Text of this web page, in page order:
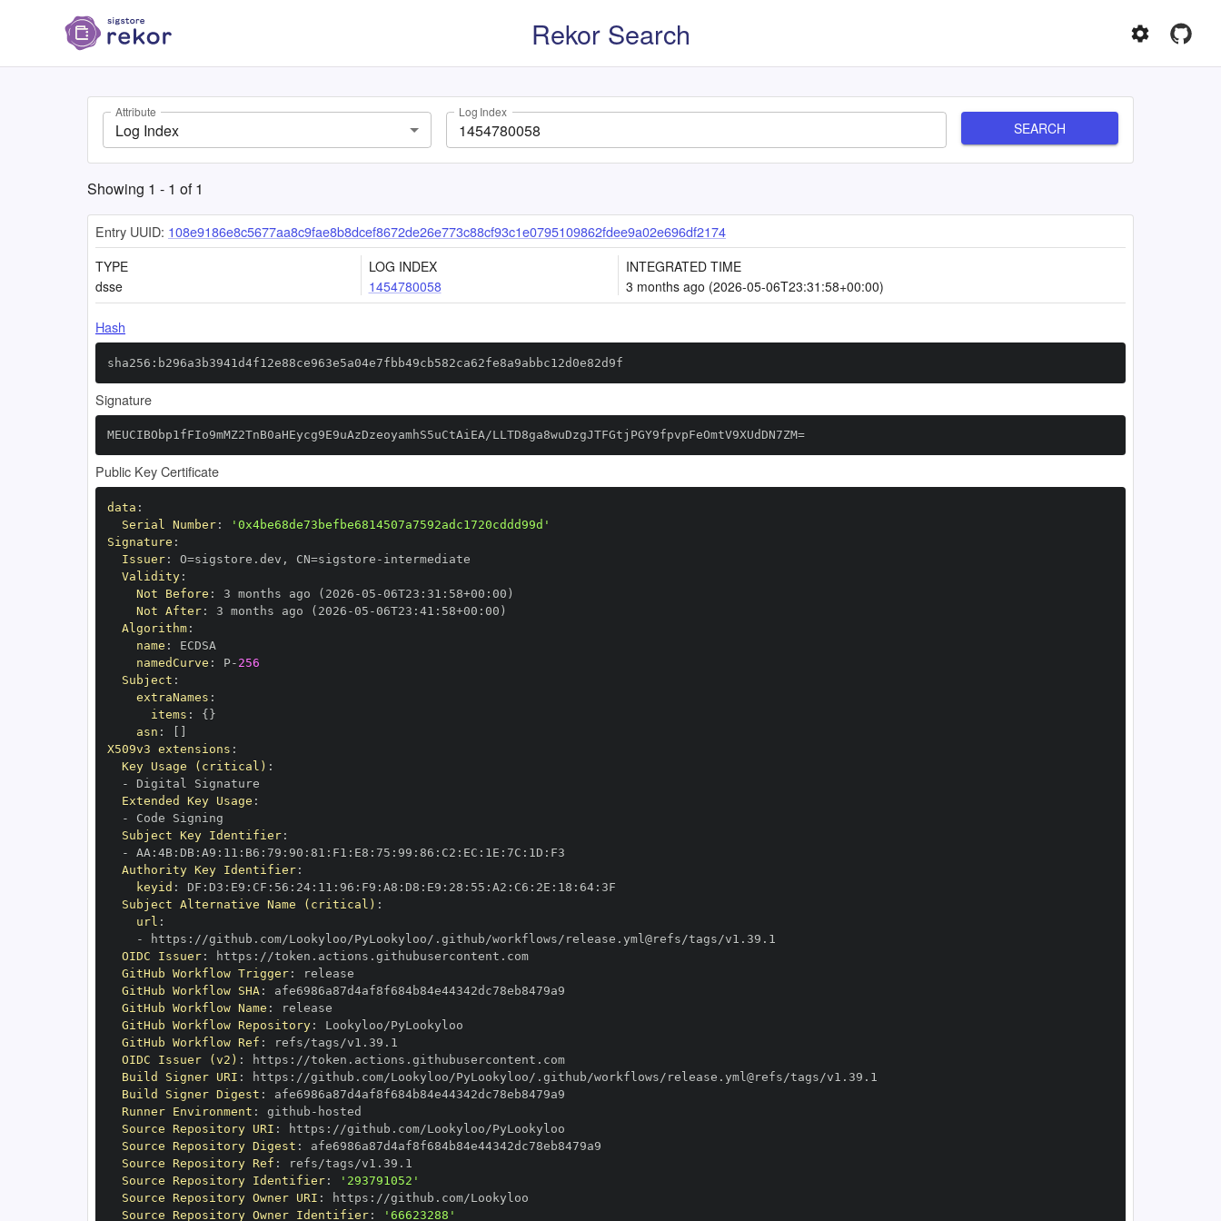
Rekor Search
Attribute
Log Index
Log Index
SEARCH
Showing 1 - 1 of1
Entry UUID: 108e9186e8c5677aa8c9fae8b8dcef8672de26e773c88cf93c1e0795109862fdee9a02e696df2174
TYPE
dsse
LOG INDEX
1454780058
INTEGRATED TIME
3 months ago (2026-05-06T23:31:58+00:00)
Hash
sha256:b296a3b3941d4f12e88ce963e5a04e7fbb49cb582ca62fe8a9abbc12d0e82d9f
Signature
MEUCIBObp1fFIo9mMZ2TnB0aHEycg9E9uAzDzeoyamhS5uCtAiEA/LLTD8ga8wuDzgJTFGtjPGY9fpvpFeOmtV9XUdDN7ZM=
Public Key Certificate
data :
Serial Number:
'0x4be68de73befbe6814507a7592adc1720cddd99d'
Signature :
Issuer: O=sigstore.dev , CN=sigstore -
Validity:
Not Before : 3 months ago (2026 -05 -06T23 : 31 : 58+00 :
Not After: 3 months ago (2026 -05 -06T23 : 41 : 58+00 :
Algorithm:
name :
namedCurve : P- 256
Subject :
extraNames :
items : { }
asn :
X509v3 extensions :
Key Usage (critical) :
-
Extended Key Usage :
-
Subject Key Identifier:
-
AA : 4B: DB: A9 : 11 : B6 : 79 : 90 : 81 : F1 : E8 : 75 : 99 : 86 : C2 : EC : 1E : 7C : 1D :
Authority Key Identifier:
keyid : DF : D3 : E9 : CF : 56 : 24: 11 : 96 : F9 : A8 : D8 : E9 : 28 : 55 : A2 : C6 : 2E : 18 : 64:
Subject Alternative Name (critical) :
url :
-
https :
OIDC Issuer: https :
//token.actions.githubusercontent.com
GitHub Workflow Trigger:
GitHub Workflow SHA:
GitHub Workflow Name :
GitHub Workflow Repository:
GitHub Workflow Ref :
OIDC Issuer (v2) : https :
//token.actions.githubusercontent.com
Build Signer URI : https :
Build Signer Digest :
Runner Environment : github -
Source Repository URI : https :
Source Repository Digest :
Source Repository Ref :
Source Repository Identifier:
'293791052'
Source Repository Owner URI : https :
Source Repository Owner Identifier: '66623288'